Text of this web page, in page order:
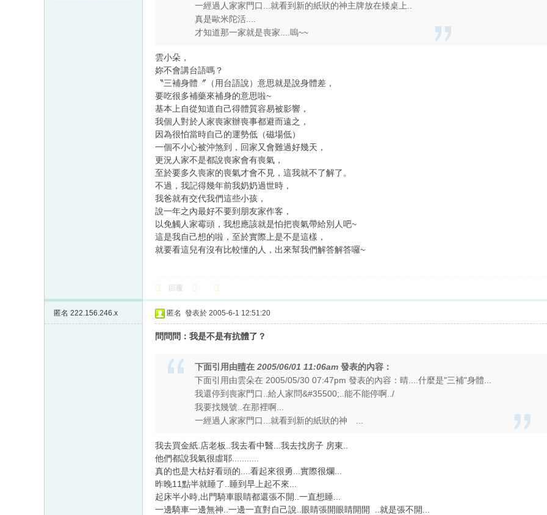
一經過人家家門口...就看到新的紙狀的神主牌放在矮桌上..
真是歐米陀活....
才知道那一家就是喪家....嗚~~
雲小朵，
妳不會講台語嗎？
〝三補身體〞（用台語說）意思就是說身體差，
要吃很多補藥來補身的意思啦~
基本上自從知道自己得體質容易被影響，
我個人對於人家喪家辦喪事都避而遠之，
因為很怕當時自己的運勢低（磁場低）
一個不小心被沖煞到，回家又會難過好幾天，
更況人家不是都說喪家會有喪氣，
至於要多久喪家的喪氣才會不見，這我就不了解了。
不過，我記得幾年前我奶奶過世時，
我爸就有交代我們這些小孩，
說一年之內最好不要到朋友家作客，
以免觸人家霉頭，我想應該就是怕把喪氣帶給別人吧~
這是我自己想的啦，至於實際上是不是這樣，
就要看這兒有沒有比較懂的人，出來幫我們解答解答囉~
回覆
匿名 222.156.246.x 匿名 發表於 2005-6-1 12:51:20
問問問：我是不是有抗體了？
下面引用由晴在 2005/06/01 11:06am 發表的內容：
下面引用由雲朵在 2005/05/30 07:47pm 發表的內容：晴....什麼是"三補"身體...
我還停到喪家門口..給人家問&#35500;..能不能停啊../
我要找幾號..在那裡啊...
一經過人家家門口...就看到新的紙狀的神 ...
我去買金紙.店老板..我去看中醫...我去找房子 房東..
他們都說我氣很虛耶...........
真的也是大枯好看頭的....看起來很勇...實際很爛...
昨晚11點半就睡了..睡到早上起不來...
起床半小時,出門騎車眼睛都還張不開..一直想睡...
一邊騎車一邊無神..一邊一直對自己說..眼睛張開眼睛開開
..就是張不開...